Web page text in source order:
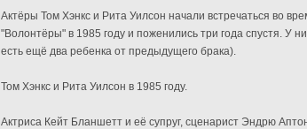
Актёры Том Хэнкс и Рита Уилсон начали встречаться во
"Волонтёры" в 1985 году и поженились три года спустя. У
есть ещё два ребенка от предыдущего брака).
Том Хэнкс и Рита Уилсон в 1985 году.
Актриса Кейт Бланшетт и её супруг, сценарист Эндрю